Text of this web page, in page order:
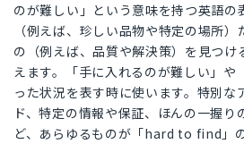
のが難しい」という意味を持つ英語の
（例えば、珍しい品物や特定の場所
の（例えば、品質や解決策）を見つけ
えます。「手に入れるのが難しい」や
った状況を表す時に使います。特別な
ド、特定の情報や保証、ほんの一握り
ど、あらゆるものが「hard to find」